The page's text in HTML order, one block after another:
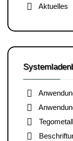
Aktuelles